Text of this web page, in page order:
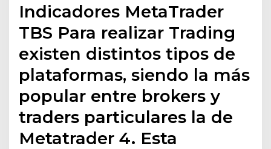
Indicadores MetaTrader
TBS Para realizar Trading
existen distintos tipos de
plataformas, siendo la más
popular entre brokers y
traders particulares la de
Metatrader 4. Esta